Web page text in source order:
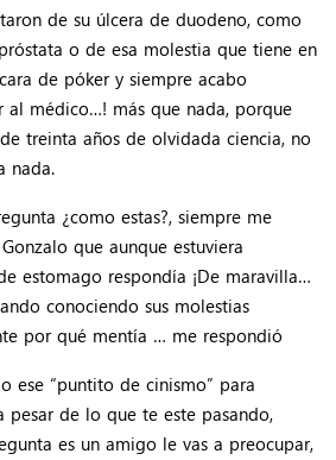
de su úlcera de duodeno, como
o de esa molestia que tiene en
de póker y siempre acabo
al médico…! más que nada, porque
treinta años de olvidada ciencia, no
nada.
¿como estas?, siempre me
que aunque estuviera
estomago respondía ¡De maravilla…
conociendo sus molestias
por qué mentía … me respondió
ese “puntito de cinismo” para
pesar de lo que te este pasando,
es un amigo le vas a preocupar,